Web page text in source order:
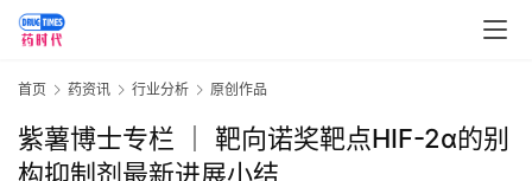
首页 药资讯 行业分析 原创作品
紫薯博士专栏 ｜ 靶向诺奖靶点HIF-2α的别
构抑制剂最新进展小结